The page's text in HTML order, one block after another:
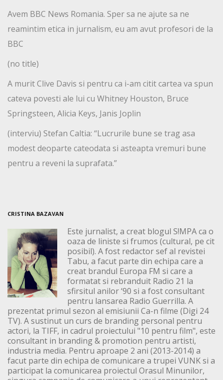
Avem BBC News Romania. Sper sa ne ajute sa ne
reamintim etica in jurnalism, eu am avut profesori de la
BBC
(no title)
A murit Clive Davis si pentru ca i-am citit cartea va spun
cateva povesti ale lui cu Whitney Houston, Bruce
Springsteen, Alicia Keys, Janis Joplin
(interviu) Stefan Caltia: “Lucrurile bune se trag asa
modest deoparte cateodata si asteapta vremuri bune
pentru a reveni la suprafata.”
CRISTINA BAZAVAN
Este jurnalist, a creat blogul S!MPA ca o
oaza de liniste si frumos (cultural, pe cit
posibil). A fost redactor sef al revistei
Tabu, a facut parte din echipa care a
creat brandul Europa FM si care a
formatat si rebranduit Radio 21 la
sfirsitul anilor ‘90 si a fost consultant
pentru lansarea Radio Guerrilla. A
prezentat primul sezon al emisiunii Ca-n filme (Digi 24
TV). A sustinut un curs de branding personal pentru
actori, la TIFF, in cadrul proiectului "10 pentru film", este
consultant in branding & promotion pentru artisti,
industria media. Pentru aproape 2 ani (2013-2014) a
facut parte din echipa de comunicare a trupei VUNK si a
participat la comunicarea proiectul Orasul Minunilor,